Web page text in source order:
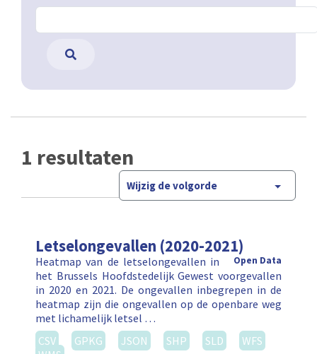
1 resultaten
Wijzig de volgorde
Letselongevallen (2020-2021)
Open Data
Heatmap van de letselongevallen in
het Brussels Hoofdstedelijk Gewest voorgevallen
in 2020 en 2021. De ongevallen inbegrepen in de
heatmap zijn die ongevallen op de openbare weg
met lichamelijk letsel …
CSV
GPKG JSON SHP SLD
WFS